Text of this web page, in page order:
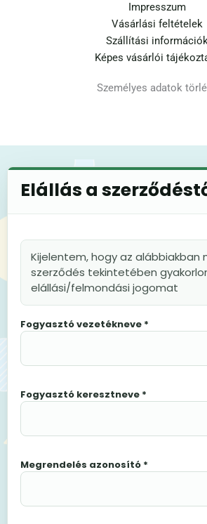
Impresszum
Vásárlási feltételek
Szállítási
Képes vásárlói
Személyes adatok
Elállás a
Kijelentem, hogy az alábbiakban
szerződés tekintetében
elállási/felmondási jogomat
Fogyasztó vezetékneve *
Fogyasztó keresztneve *
Megrendelés azonosító *